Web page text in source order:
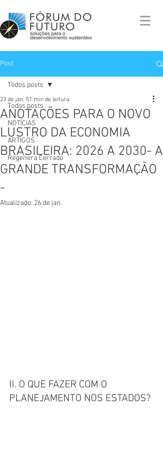
Post
Todos posts
NOTÍCIAS
ARTIGOS
Regenera Cerrado
Todos posts
ANOTAÇÕES PARA O NOVO
LUSTRO DA ECONOMIA
BRASILEIRA: 2026 A 2030- A
GRANDE TRANSFORMAÇÃO
-
23 de jan. 51 min de leitura
Atualizado: 26 de jan.
II. O QUE FAZER COM O
PLANEJAMENTO NOS ESTADOS?